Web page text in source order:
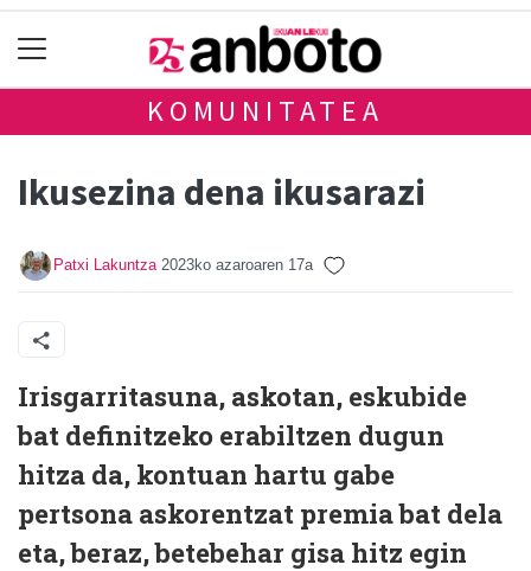
KOMUNITATEA
Ikusezina dena ikusarazi
Patxi Lakuntza 2023ko azaroaren 17a
Irisgarritasuna, askotan, eskubide
bat definitzeko erabiltzen dugun
hitza da, kontuan hartu gabe
pertsona askorentzat premia bat dela
eta, beraz, betebehar gisa hitz egin